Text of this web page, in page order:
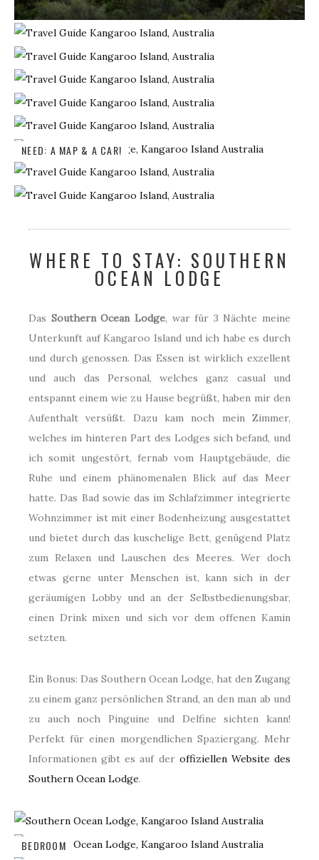
NEED: A MAP & A CAR!
WHERE TO STAY: SOUTHERN
OCEAN LODGE
Das Southern Ocean Lodge, war für 3 Nächte meine
Unterkunft auf Kangaroo Island und ich habe es durch
und durch genossen. Das Essen ist wirklich exzellent
und auch das Personal, welches ganz casual und
entspannt einem wie zu Hause begrüßt, haben mir den
Aufenthalt versüßt. Dazu kam noch mein Zimmer,
welches im hinteren Part des Lodges sich befand, und
ich somit ungestört, fernab vom Hauptgebäude, die
Ruhe und einem phänomenalen Blick auf das Meer
hatte. Das Bad sowie das im Schlafzimmer integrierte
Wohnzimmer ist mit einer Bodenheizung ausgestattet
und bietet durch das kuschelige Bett, genügend Platz
zum Relaxen und Lauschen des Meeres. Wer doch
etwas gerne unter Menschen ist, kann sich in der
geräumigen Lobby und an der Selbstbedienungsbar,
einen Drink mixen und sich vor dem offenen Kamin
setzten.
Ein Bonus: Das Southern Ocean Lodge, hat den Zugang
zu einem ganz persönlichen Strand, an den man ab und
zu auch noch Pinguine und Delfine sichten kann!
Perfekt für einen morgendlichen Spaziergang. Mehr
Informationen gibt es auf deroffiziellen Website des
Southern Ocean Lodge.
BEDROOM